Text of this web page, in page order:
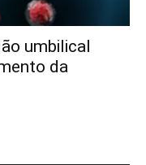
umbilical
da